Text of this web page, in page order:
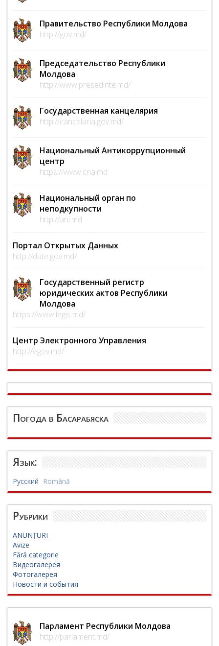
Правительство Республики Молдова
http://gov.md/
Председательство Республики
Молдова
http://www.presedinte.md/
Государственная канцелярия
http://cancelaria.gov.md/
Национальный Антикоррупционный
центр
https://www.cna.md
Национальный орган по
неподкупности
http://ani.md
Портал Открытых Данных
http://date.gov.md/
Государственный регистр
юридических актов Республики
Молдова
https://www.legis.md/
Центр Электронного Управления
http://egov.md/
Погода в Басарабяска
Язык:
Русский Română
Рубрики
ANUNȚURI
Avize
Fără categorie
Видеогалерея
Фотогалерея
Новости и события
Парламент Республики Молдова
http://parlament.md/